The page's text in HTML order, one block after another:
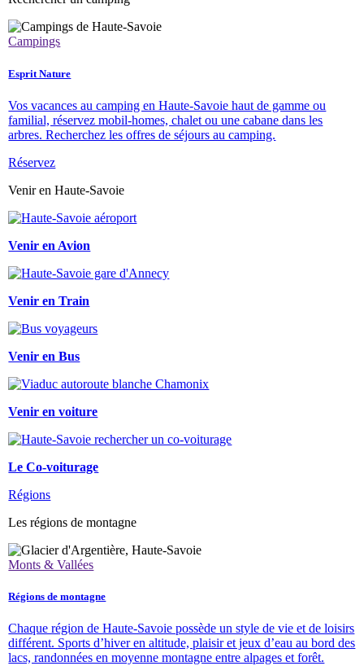
Campings
Esprit Nature
Vos vacances au camping en Haute-Savoie haut de gamme ou
familial, réservez mobil-homes, chalet ou une cabane dans les
arbres. Recherchez les offres de séjours au camping.
Réservez
Venir en Haute-Savoie
Venir en Avion
Venir en Train
Venir en Bus
Venir en voiture
Le Co-voiturage
Régions
Les régions de montagne
Monts & Vallées
Régions de montagne
Chaque région de Haute-Savoie possède un style de vie et de loisirs
différent. Sports d’hiver en altitude, plaisir et jeux d’eau au bord des
lacs, randonnées en moyenne montagne entre alpages et forêt.